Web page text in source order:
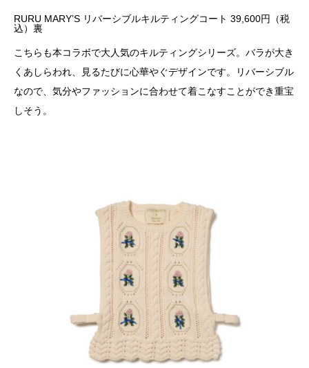
RURU MARY’S リバーシブルキルティングコート 39,600円（税
込）裏
こちらも本コラボで大人気のキルティングシリーズ。バラが大き
くあしらわれ、見るたびに心華やぐデザインです。リバーシブル
なので、気分やファッションに合わせて着こなすことができ重宝
しそう。